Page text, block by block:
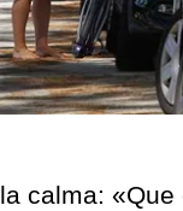
calma: «Que